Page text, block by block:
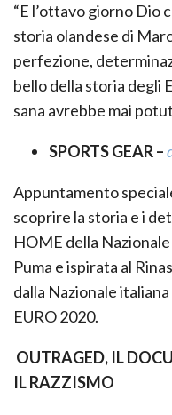
“E l’ottavo giorno Dio
storia olandese di
perfezione,
bello della storia degli
sana avrebbe mai
SPORTS GEAR –
Appuntamento
scoprire la storia e i
HOME della
Puma e ispirata al
dalla Nazionale
EURO 2020.
OUTRAGED, IL
IL RAZZISMO